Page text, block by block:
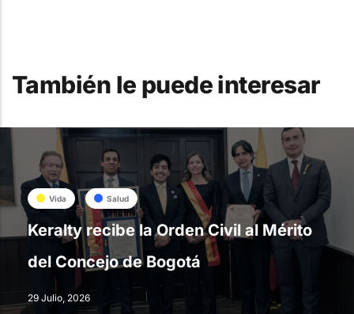
También le puede interesar
Vida Salud
Keralty recibe la Orden Civil al Mérito
del Concejo de Bogotá
29 Julio, 2026